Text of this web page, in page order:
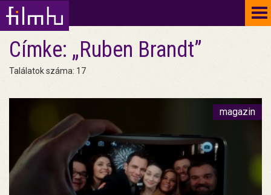
Címke: „Ruben Brandt”
Találatok száma: 17
magazin